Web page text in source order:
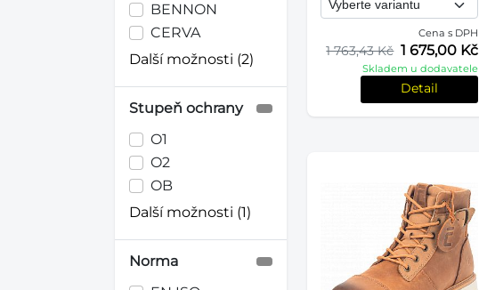
BENNON
CERVA
Další možnosti (2)
Stupeň ochrany
O1
O2
OB
Další možnosti (1)
Norma
Cena s DPH
1 763,43 Kč 1 675,00 Kč
Skladem u dodavatele
Detail